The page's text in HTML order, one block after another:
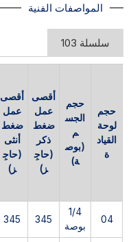
المواصفات الفنية
سلسلة 103
حجم
لوحة
القياد
ة
حجم
الجس
م
(بوص
ة)
أقصى
عمل
ضغط
ذكر
(حاجِ
ز)
أقصى
عمل
ضغط
أنثى
(حاجِ
ز)
04
1/4
بوصة
345
345